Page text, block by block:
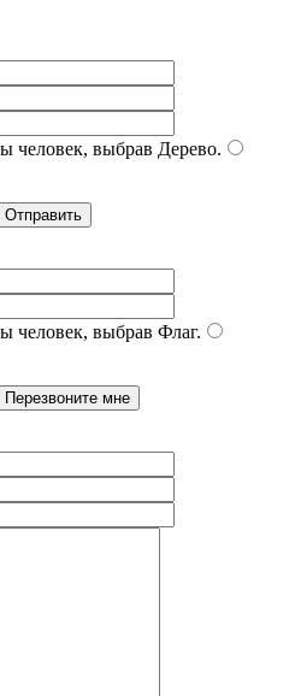
человек, выбрав Дерево.
человек, выбрав Флаг.